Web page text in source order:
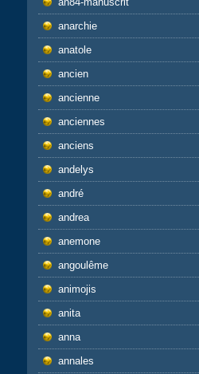
anarchie
anatole
ancien
ancienne
anciennes
anciens
andelys
andré
andrea
anemone
angoulême
animojis
anita
anna
annales